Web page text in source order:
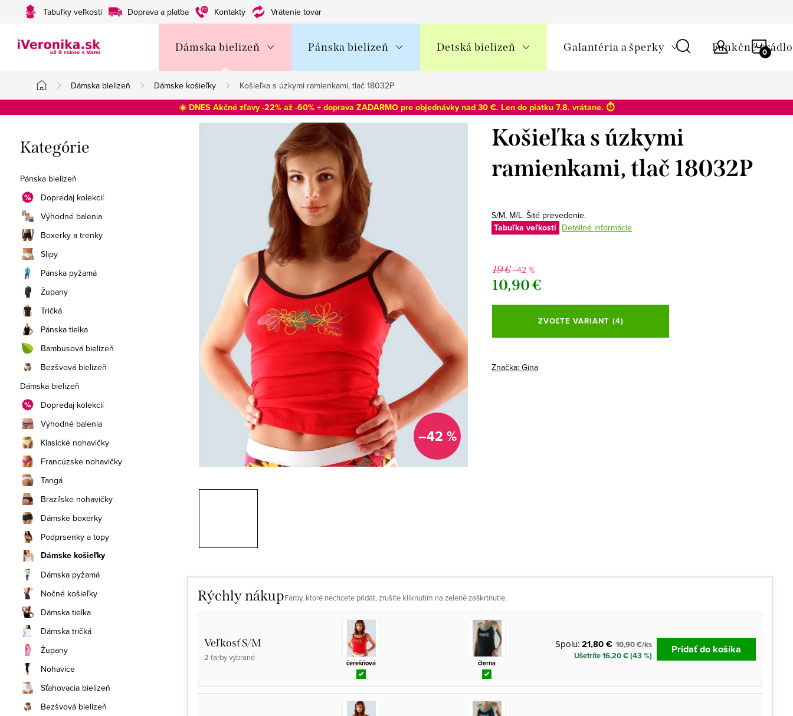
Tabuľky veľkostí Doprava a platba Kontakty Vrátenie tovaru
Dámska bielizeň Pánska bielizeň Detská bielizeň Galantéria a šperky Funkčné prádlo
Domov
Dámska bielizeň Dámske košieľky Košieľka s úzkymi ramienkami, tlač 18032P
☀️ DNES Akčné zľavy -22% až -60% + doprava ZADARMO pre objednávky nad 30 €. Len do piatku 7.8. vrátane. ⏱️
o
č
n
ý
p
a
n
e
l
Preskočiť
kategórie
Kategórie
Pánska bielizeň
Dopredaj kolekcií
Výhodné balenia
Boxerky a trenky
Slipy
Pánska pyžamá
Župany
Tričká
Pánska tielka
Bambusová bielizeň
Bezšvová bielizeň
Dámska bielizeň
Dopredaj kolekcií
Výhodné balenia
Klasické nohavičky
Francúzske nohavičky
Tangá
Brazílske nohavičky
Dámske boxerky
Podprsenky a topy
Dámske košieľky
Dámska pyžamá
Nočné košieľky
Dámska tielka
Dámska tričká
Župany
Nohavice
Sťahovacia bielizeň
Bezšvová bielizeň
–42 %
Košieľka s úzkymi
ramienkami, tlač 18032P
S/M, M/L. Šité prevedenie.
Tabuľka veľkostí Detailné informácie
19 €–42 %
10,90 €
Jednotková
ZVOĽTE VARIANT (4)
Značka:Gina
Rýchly nákupFarby, ktoré nechcete pridať, zrušíte kliknutím na zelené zaškrtnutie.
Veľkosť S/M
2 farby vybrané
čerešňová čierna
Spolu:21,80 € 10,90 €/ks
Ušetríte 16,20 € (43 %)
Pridať do košíka